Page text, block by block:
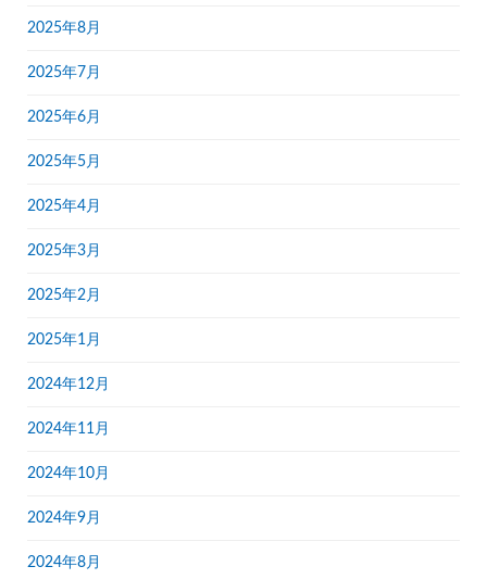
2025年8月
2025年7月
2025年6月
2025年5月
2025年4月
2025年3月
2025年2月
2025年1月
2024年12月
2024年11月
2024年10月
2024年9月
2024年8月